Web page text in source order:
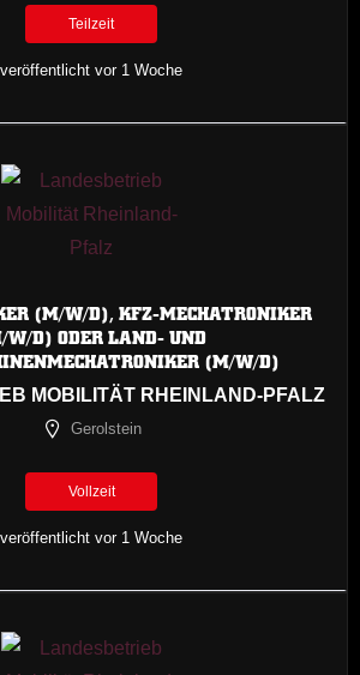
Teilzeit
veröffentlicht vor 1 Woche
(M/W/D), KFZ-MECHATRONIKER
W/D) ODER LAND- UND
(M/W/D)
MOBILITÄT RHEINLAND-PFALZ
Gerolstein
Vollzeit
veröffentlicht vor 1 Woche